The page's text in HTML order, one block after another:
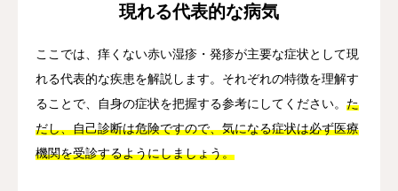
現れる代表的な病気
ここでは、痒くない赤い湿疹・発疹が主要な症状として現
れる代表的な疾患を解説します。それぞれの特徴を理解す
ることで、自身の症状を把握する参考にしてください。 た
だし、自己診断は危険ですので、気になる症状は必ず医療
機関を受診するようにしましょう。